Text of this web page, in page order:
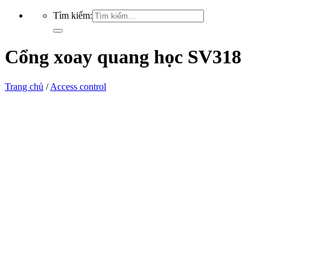
Tìm kiếm:
Cổng xoay quang học SV318
Trang chủ / Access control